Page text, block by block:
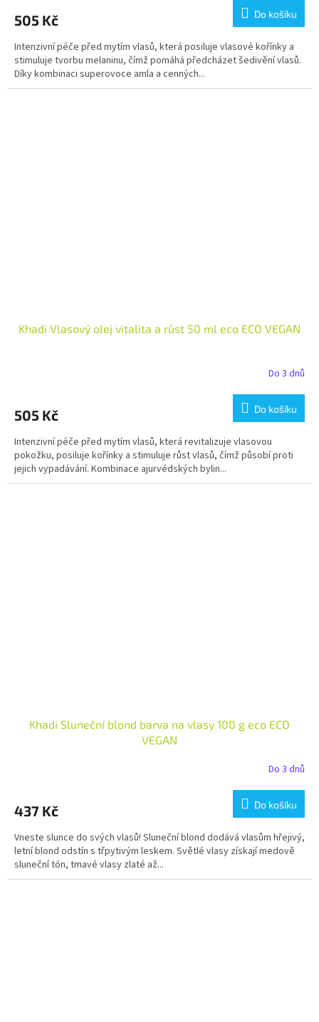
505 Kč Do košíku
Intenzivní péče před mytím vlasů, která posiluje vlasové kořínky a
stimuluje tvorbu melaninu, čímž pomáhá předcházet šedivění vlasů.
Díky kombinaci superovoce amla a cenných...
Khadi Vlasový olej vitalita a růst 50 ml eco ECO VEGAN
Do 3 dnů
505 Kč Do košíku
Intenzivní péče před mytím vlasů, která revitalizuje vlasovou
pokožku, posiluje kořínky a stimuluje růst vlasů, čímž působí proti
jejich vypadávání. Kombinace ajurvédských bylin...
Khadi Sluneční blond barva na vlasy 100 g eco ECO
VEGAN
Do 3 dnů
437 Kč Do košíku
Vneste slunce do svých vlasů! Sluneční blond dodává vlasům hřejivý,
letní blond odstín s třpytivým leskem. Světlé vlasy získají medově
sluneční tón, tmavé vlasy zlaté až...